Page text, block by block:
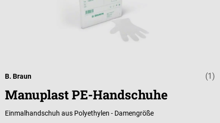
(1)
B. Braun
Manuplast PE-Handschuhe
Einmalhandschuh aus Polyethylen - Damengröße